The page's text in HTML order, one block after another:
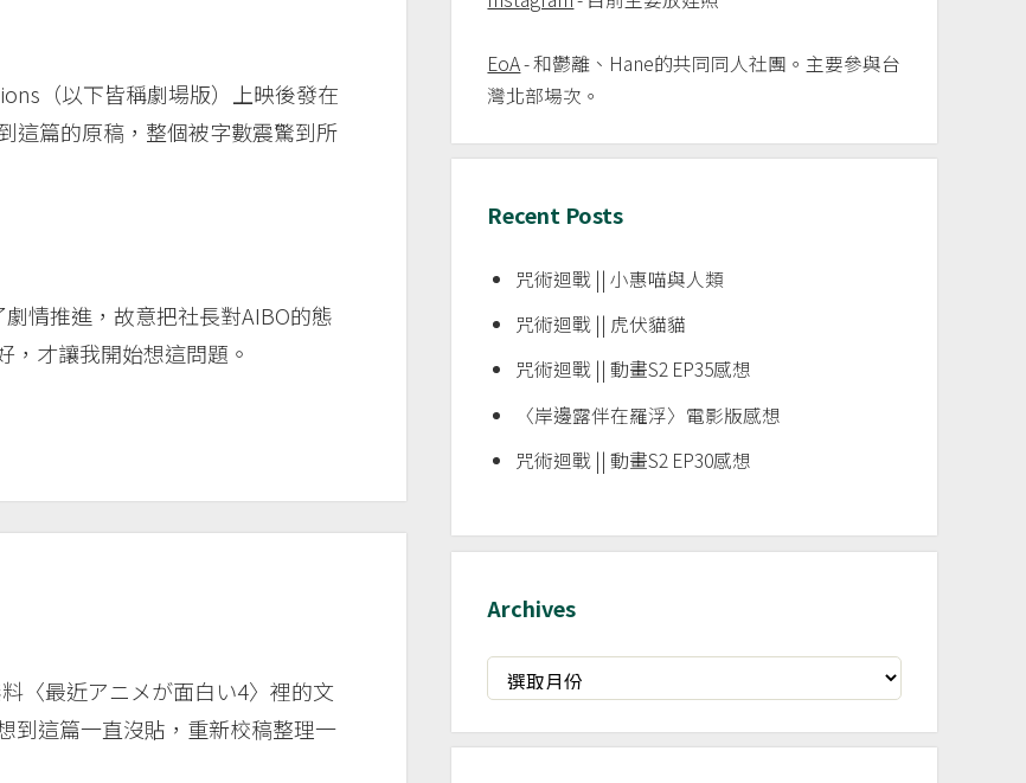
（以下皆稱劇場版）上映後發在
這篇的原稿，整個被字數震驚到所
情推進，故意把社長對AIBO的態
，才讓我開始想這問題。
〈最近アニメが面白い4〉裡的文
到這篇一直沒貼，重新校稿整理一
EoA- 和鬱離、Hane的共同同人社團。主要參與台
灣北部場次。
Recent Posts
咒術迴戰 || 小惠喵與人類
咒術迴戰 || 虎伏貓貓
咒術迴戰 || 動畫S2 EP35感想
〈岸邊露伴在羅浮〉電影版感想
咒術迴戰 || 動畫S2 EP30感想
Archives
Archives